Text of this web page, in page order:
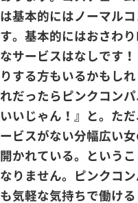
基本的にはノーマル
。基本的にはおさわ
サービスはなしです
する方もいるかもしれ
れだったらピンクコン
いじゃん！』と。た
ビスがない分幅広い
かれている。という
りません。ピンクコ
気軽な気持ちで働け